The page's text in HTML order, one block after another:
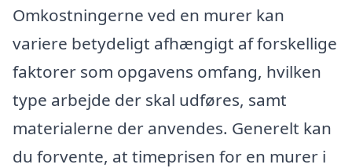
Omkostningerne ved en murer kan
variere betydeligt afhængigt af forskellige
faktorer som opgavens omfang, hvilken
type arbejde der skal udføres, samt
materialerne der anvendes. Generelt kan
du forvente, at timeprisen for en murer i